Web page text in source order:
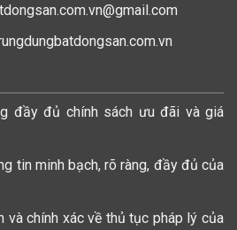
đầy đủ chính sách ưu đãi và giá
tin minh bạch, rõ ràng, đầy đủ của
và chính xác về thủ tục pháp lý của